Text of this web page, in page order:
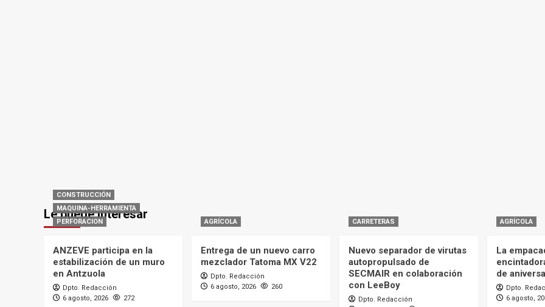
Le puede interesar
CONSTRUCCIÓN
MAQUINA-HERRAMIENTA
PERFORACION
ANZEVE participa en la
estabilización de un muro
en Antzuola
Dpto. Redacción
6 agosto, 2026
272
AGRÍCOLA
Entrega de un nuevo carro
mezclador Tatoma MX V22
Dpto. Redacción
6 agosto, 2026
260
CARRETERAS
Nuevo separador de virutas
autopropulsado de
SECMAIR en colaboración
con LeeBoy
Dpto. Redacción
AGRÍCOLA
La
de
Dpto.
6 agosto,